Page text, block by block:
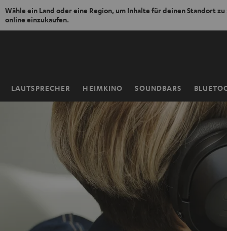
Wähle ein Land oder eine Region, um Inhalte für deinen Standort zu
online einzukaufen.
ZUM
LAUTSPRECHER HEIMKINO SOUNDBARS
Startseite